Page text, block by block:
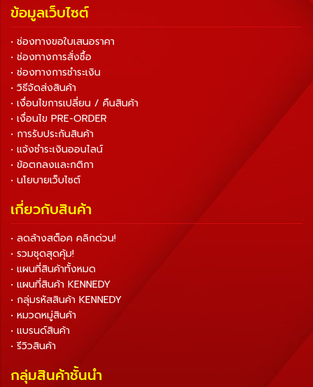
ข้อมูลเว็บไซต์
• ช่องทางขอใบเสนอราคา
• ช่องทางการสั่งซื้อ
• ช่องทางการชำระเงิน
• วิธีจัดส่งสินค้า
• เงื่อนไขการเปลี่ยน / คืนสินค้า
• เงื่อนไข PRE-ORDER
• การรับประกันสินค้า
• แจ้งชำระเงินออนไลน์
• ข้อตกลงและกติกา
• นโยบายเว็บไซต์
เกี่ยวกับสินค้า
• ลดล้างสต็อค คลิกด่วน!
• รวมชุดสุดคุ้ม!
• แผนที่สินค้าทั้งหมด
• แผนที่สินค้า KENNEDY
• กลุ่มรหัสสินค้า KENNEDY
• หมวดหมู่สินค้า
• แบรนด์สินค้า
• รีวิวสินค้า
กลุ่มสินค้าชั้นนำ